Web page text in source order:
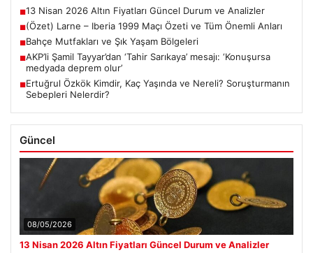
■13 Nisan 2026 Altın Fiyatları Güncel Durum ve Analizler
■(Özet) Larne – Iberia 1999 Maçı Özeti ve Tüm Önemli Anları
■Bahçe Mutfakları ve Şık Yaşam Bölgeleri
■AKP’li Şamil Tayyar’dan ‘Tahir Sarıkaya’ mesajı: ‘Konuşursa
medyada deprem olur’
■Ertuğrul Özkök Kimdir, Kaç Yaşında ve Nereli? Soruşturmanın
Sebepleri Nelerdir?
Güncel
08/05/2026
13 Nisan 2026 Altın Fiyatları Güncel Durum ve Analizler